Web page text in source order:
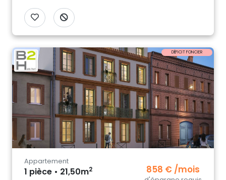
DÉFICIT FONCIER
858 € /mois
Appartement
1 pièce • 21,50m2